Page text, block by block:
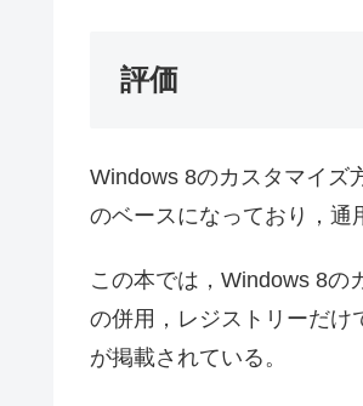
評価
Windows 8のカスタマイズ
のベースになっており，通
この本では，Windows 8の
の併用，レジストリーだけ
が掲載されている。